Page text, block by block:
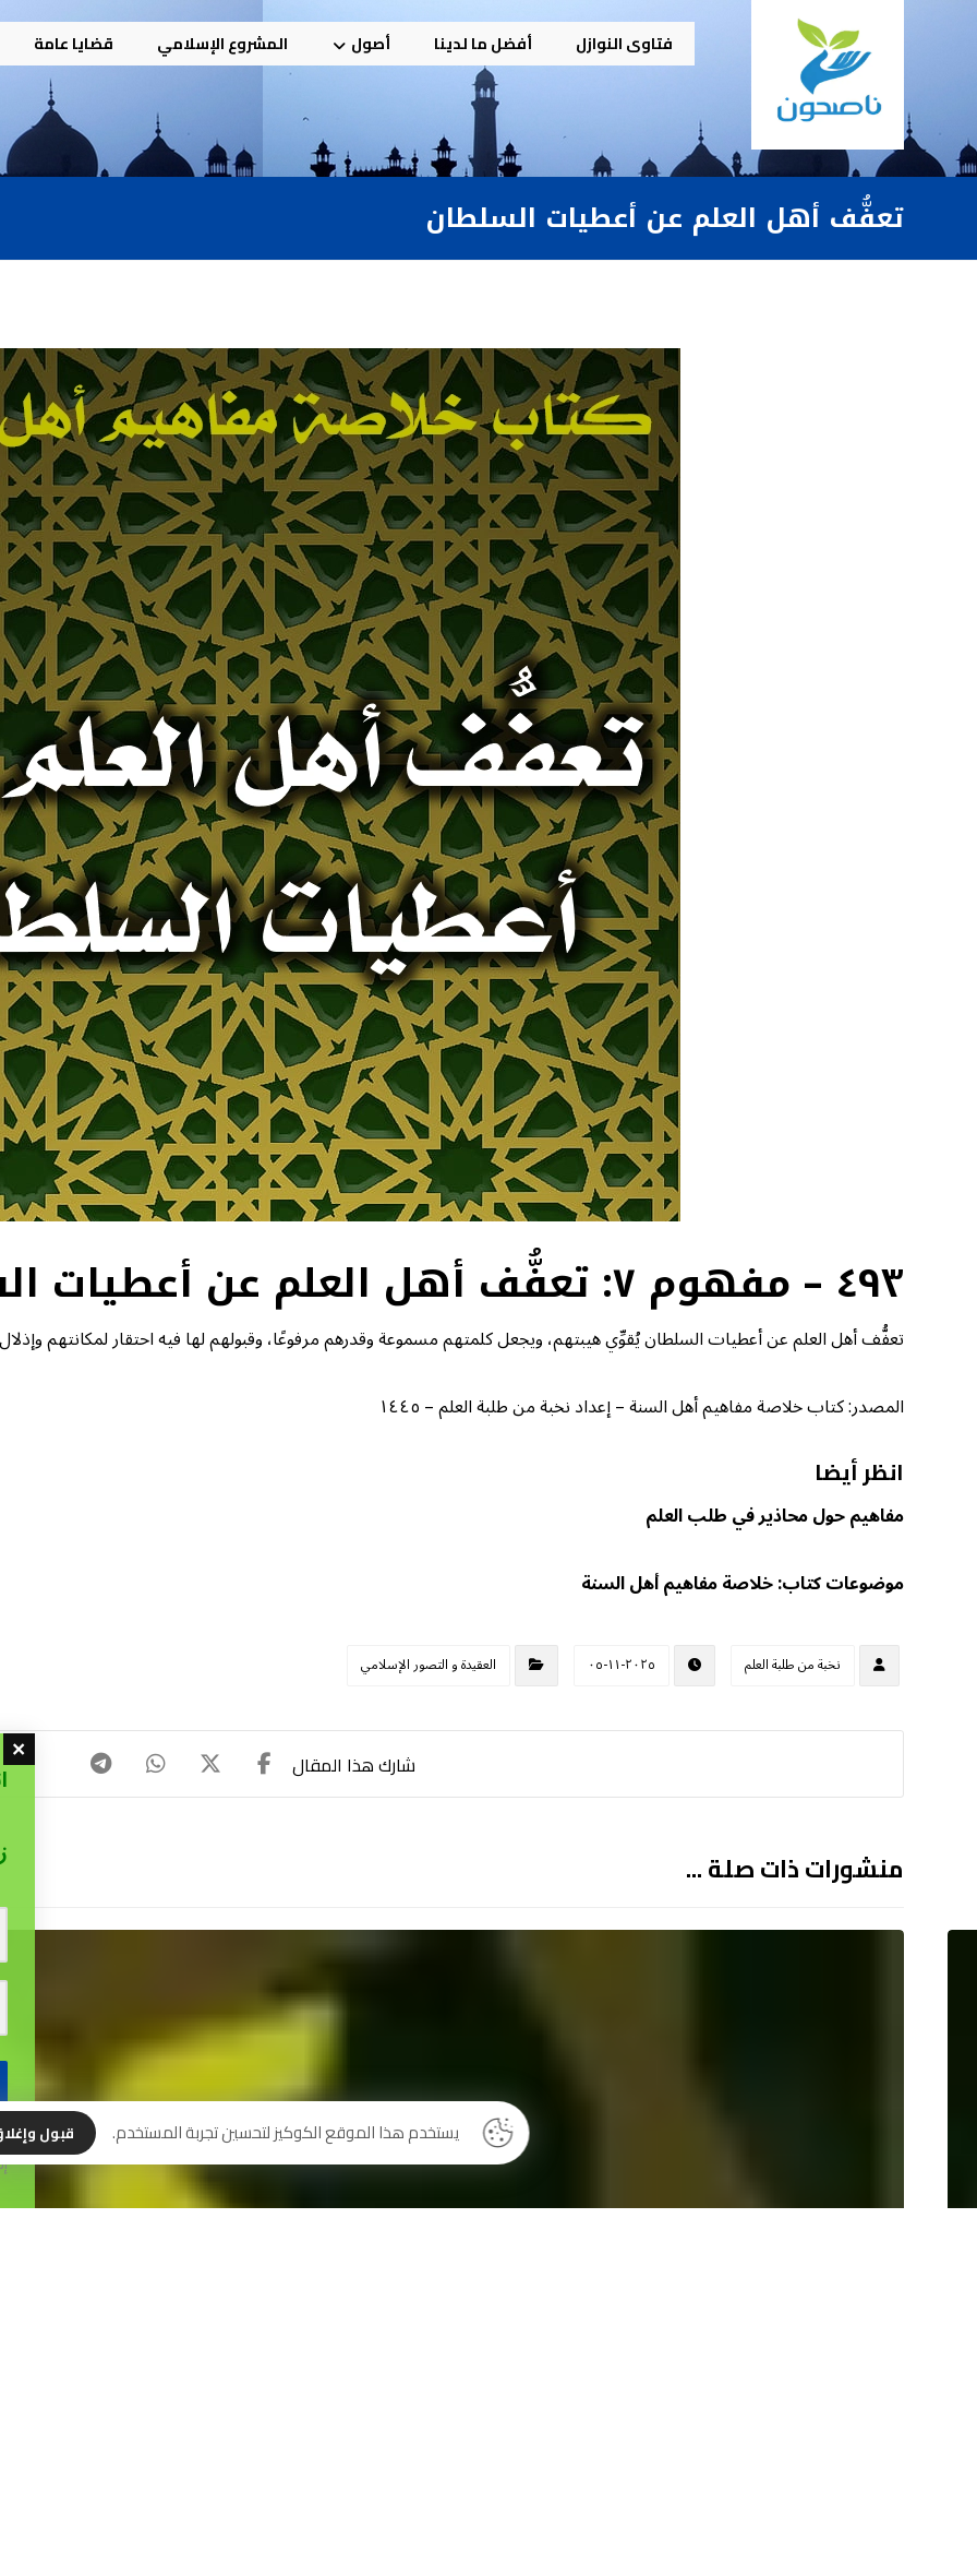
فتاوى النوازل أفضل ما لدينا أصول المشروع الإسلامي قضايا عامة
تعفُّف أهل العلم عن أعطيات السلطان
٤٩٣ – مفهوم ٧: تعفُّف أهل العلم عن أعطيات السلطان
تعفُّف أهل العلم عن أعطيات السلطان يُقوِّي هيبتهم، ويجعل كلمتهم مسموعة وقدرهم مرفوعًا، وقبولهم لها فيه احتقار لمكانتهم
المصدر: كتاب خلاصة مفاهيم أهل السنة – إعداد نخبة من طلبة العلم – ١٤٤٥
انظر أيضا
مفاهيم حول محاذير في طلب العلم
موضوعات كتاب: خلاصة مفاهيم أهل السنة
نخبة من طلبة العلم ٢٠٢٥-١١-٠٥ العقيدة و التصور الإسلامي
منشورات ذات صلة ...
يستخدم هذا الموقع الكوكيز لتحسين تجربة المستخدم. قبول